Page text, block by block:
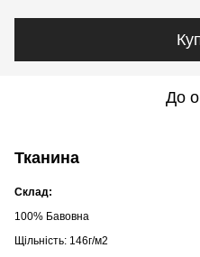
До
Тканина
Склад:
100% Бавовна
Щільність: 146г/м2